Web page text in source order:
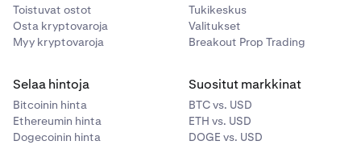
ALGO 1500000
APT 72000
Toistuvat ostot
Osta kryptovaroja
Myy kryptovaroja
Tukikeskus
Valitukset
Breakout Prop Trading
Selaa hintoja
Bitcoinin hinta
Ethereumin hinta
Dogecoinin hinta
Suositut markkinat
BTC vs. USD
ETH vs. USD
DOGE vs. USD